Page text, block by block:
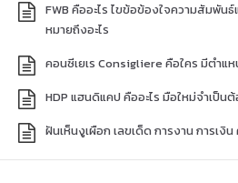
FWB คืออะไร ไขข้อข้องใจความสัมพั
หมายถึงอะไร
คอนซีเยเร Consigliere คือใคร มีตำแห
HDP แฮนดิแคป คืออะไร มือใหม่จำเป็
ฝันเห็นงูเผือก เลขเด็ด การงาน การเงิ